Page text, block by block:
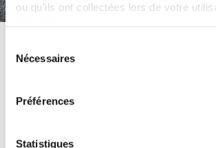
ou qu'ils ont collectées lors de votre
services.
Nécessaires
Préférences
Statistiques
© INEA